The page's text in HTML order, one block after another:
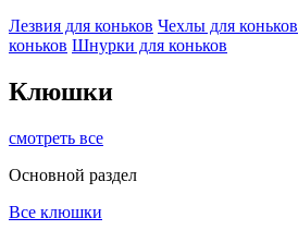
Лезвия для коньков Чехлы для коньков
коньков Шнурки для коньков
Клюшки
смотреть все
Основной раздел
Все клюшки